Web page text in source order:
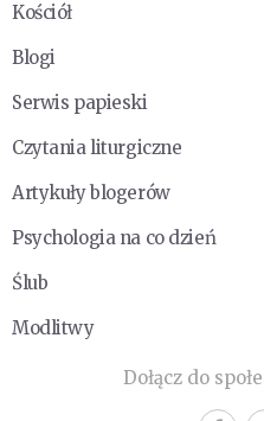
Kościół
Blogi
Serwis papieski
Czytania liturgiczne
Artykuły blogerów
Psychologia na co dzień
Ślub
Modlitwy
Dołącz do